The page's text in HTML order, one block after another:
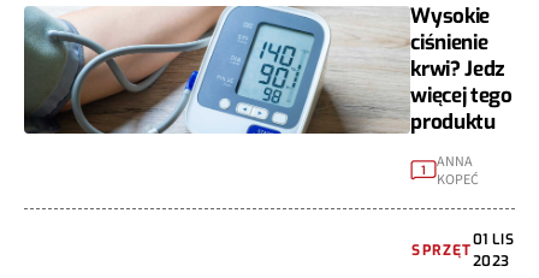
Wysokie
ciśnienie
krwi? Jedz
więcej tego
produktu
1
ANNA
KOPEĆ
SPRZĘT
01 LIS
2023